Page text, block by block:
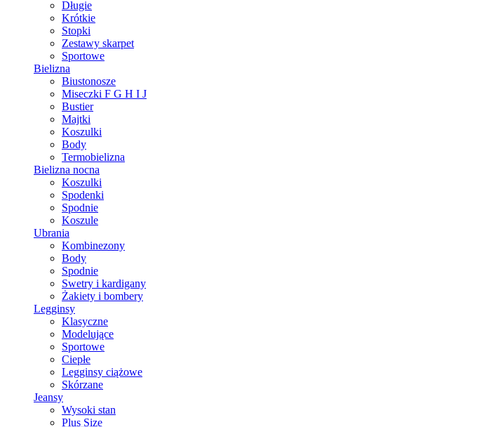
Długie
Krótkie
Stopki
Zestawy skarpet
Sportowe
Bielizna
Biustonosze
Miseczki F G H I J
Bustier
Majtki
Koszulki
Body
Termobielizna
Bielizna nocna
Koszulki
Spodenki
Spodnie
Koszule
Ubrania
Kombinezony
Body
Spodnie
Swetry i kardigany
Żakiety i bombery
Legginsy
Klasyczne
Modelujące
Sportowe
Ciepłe
Legginsy ciążowe
Skórzane
Jeansy
Wysoki stan
Plus Size